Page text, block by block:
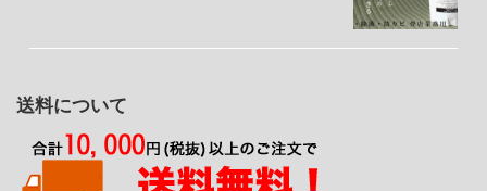
送料について